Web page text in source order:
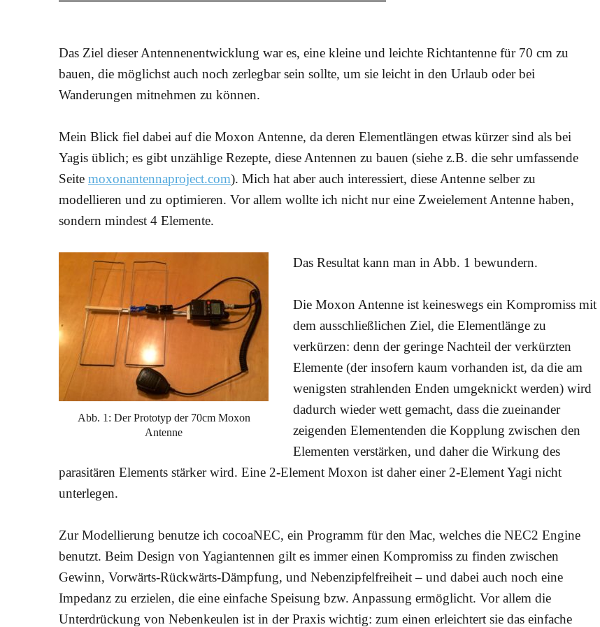
Das Ziel dieser Antennenentwicklung war es, eine kleine und leichte Richtantenne für 70 cm zu
bauen, die möglichst auch noch zerlegbar sein sollte, um sie leicht in den Urlaub oder bei
Wanderungen mitnehmen zu können.
Mein Blick fiel dabei auf die Moxon Antenne, da deren Elementlängen etwas kürzer sind als bei
Yagis üblich; es gibt unzählige Rezepte, diese Antennen zu bauen (siehe z.B. die sehr umfassende
Seite moxonantennaproject.com). Mich hat aber auch interessiert, diese Antenne selber zu
modellieren und zu optimieren. Vor allem wollte ich nicht nur eine Zweielement Antenne haben,
sondern mindest 4 Elemente.
Abb. 1: Der Prototyp der 70cm Moxon
Antenne
Das Resultat kann man in Abb. 1 bewundern.
Die Moxon Antenne ist keineswegs ein Kompromiss mit
dem ausschließlichen Ziel, die Elementlänge zu
verkürzen: denn der geringe Nachteil der verkürzten
Elemente (der insofern kaum vorhanden ist, da die am
wenigsten strahlenden Enden umgeknickt werden) wird
dadurch wieder wett gemacht, dass die zueinander
zeigenden Elementenden die Kopplung zwischen den
Elementen verstärken, und daher die Wirkung des
parasitären Elements stärker wird. Eine 2-Element Moxon ist daher einer 2-Element Yagi nicht
unterlegen.
Zur Modellierung benutze ich cocoaNEC, ein Programm für den Mac, welches die NEC2 Engine
benutzt. Beim Design von Yagiantennen gilt es immer einen Kompromiss zu finden zwischen
Gewinn, Vorwärts-Rückwärts-Dämpfung, und Nebenzipfelfreiheit – und dabei auch noch eine
Impedanz zu erzielen, die eine einfache Speisung bzw. Anpassung ermöglicht. Vor allem die
Unterdrückung von Nebenkeulen ist in der Praxis wichtig: zum einen erleichtert sie das einfache